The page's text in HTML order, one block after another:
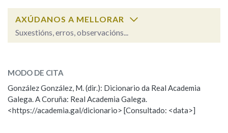
OUTRAS OPCIÓNS DE BUSCA
Pertence a
AXÚDANOS A MELLORAR
Suxestións, erros, observacións...
ESCOLLE UNHA OPCIÓN:
Observación Hai un erro na palabra
Propoño mellorar a definición
MODO DE CITA
González González, M. (dir.): Dicionario da Real Academia
Galega. A Coruña: Real Academia Galega.
<https://academia.gal/dicionario> [Consultado: <data>]